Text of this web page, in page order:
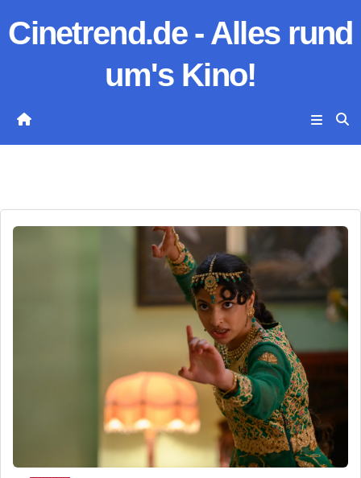
Inhalt
Cinetrend.de - Alles rund
um's Kino!